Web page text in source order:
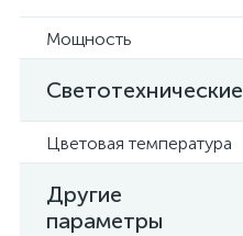
Мощность
Светотехнические
Цветовая температура
Другие
параметры